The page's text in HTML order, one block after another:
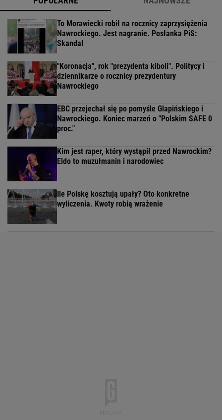
To Morawiecki robił na rocznicy zaprzysiężenia
Nawrockiego. Jest nagranie. Posłanka PiS:
Skandal
"Koronacja", rok "prezydenta kiboli". Politycy i
dziennikarze o rocznicy prezydentury
Nawrockiego
EBC przejechał się po pomyśle Glapińskiego i
Nawrockiego. Koniec marzeń o "Polskim SAFE 0
proc."
Kim jest raper, który wystąpił przed Nawrockim?
Eldo to muzułmanin i narodowiec
Ile Polskę kosztują upały? Oto konkretne
wyliczenia. Kwoty robią wrażenie